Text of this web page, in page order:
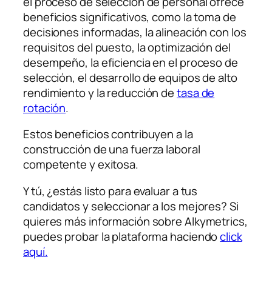
beneficios significativos, como la toma de
decisiones informadas, la alineación con los
requisitos del puesto, la optimización del
desempeño, la eficiencia en el proceso de
selección, el desarrollo de equipos de alto
rendimiento y la reducción detasa de
rotación.
Estos beneficios contribuyen a la
construcción de una fuerza laboral
competente y exitosa.
Y tú, ¿estás listo para evaluar a tus
candidatos y seleccionar a los mejores? Si
quieres más información sobre Alkymetrics,
puedes probar la plataforma haciendoclick
aquí.